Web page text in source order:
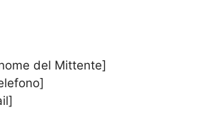
del Mittente]